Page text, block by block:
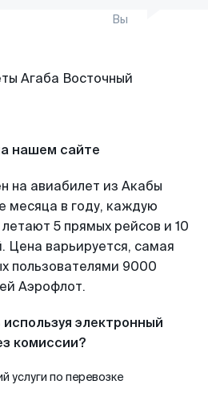
Вы
нашем сайте
на авиабилет из Акабы
месяца в году, каждую
5 прямых рейсов и 10
Цена варьируется, самая
пользователями 9000
Аэрофлот.
электронный
комиссии?
услуги по перевозке